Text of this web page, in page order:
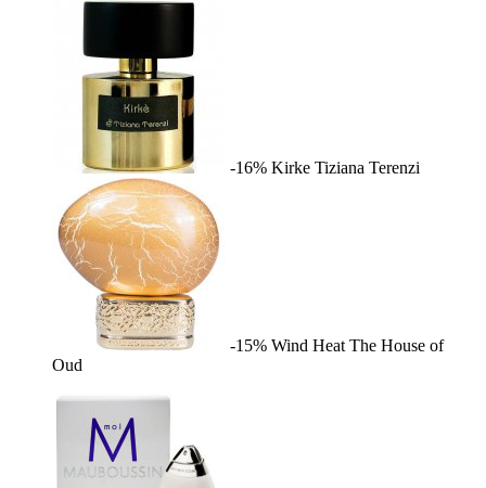
-16% Kirke Tiziana Terenzi
-15% Wind Heat The House of
Oud